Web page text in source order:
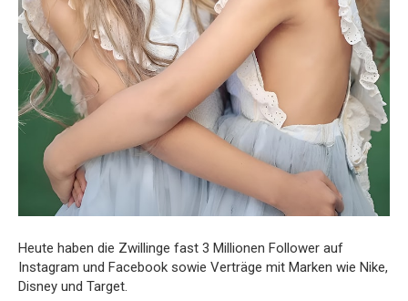
Heute haben die Zwillinge fast 3 Millionen Follower auf
Instagram und Facebook sowie Verträge mit Marken wie Nike,
Disney und Target.